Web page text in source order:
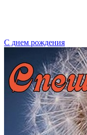
С днем рождения